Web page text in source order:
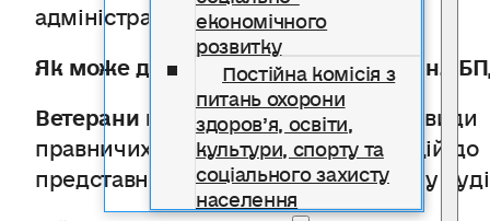
економічного
розвитку
Постійна комісія з
питань охорони
здоров’я, освіти,
культури, спорту та
соціального захисту
населення
адміністративного суду.
Як може допомогти система надання
Ветерани війнимають право на усі види
правничих послуг — від консультацій до
представництва інтересів, зокрема у